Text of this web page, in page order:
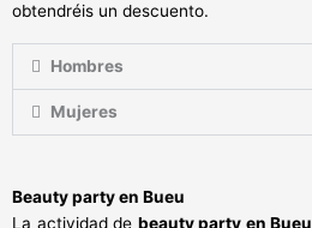
obtendréis un descuento.
Hombres
Mujeres
Beauty party en Bueu
La actividad de beauty party en Bueu